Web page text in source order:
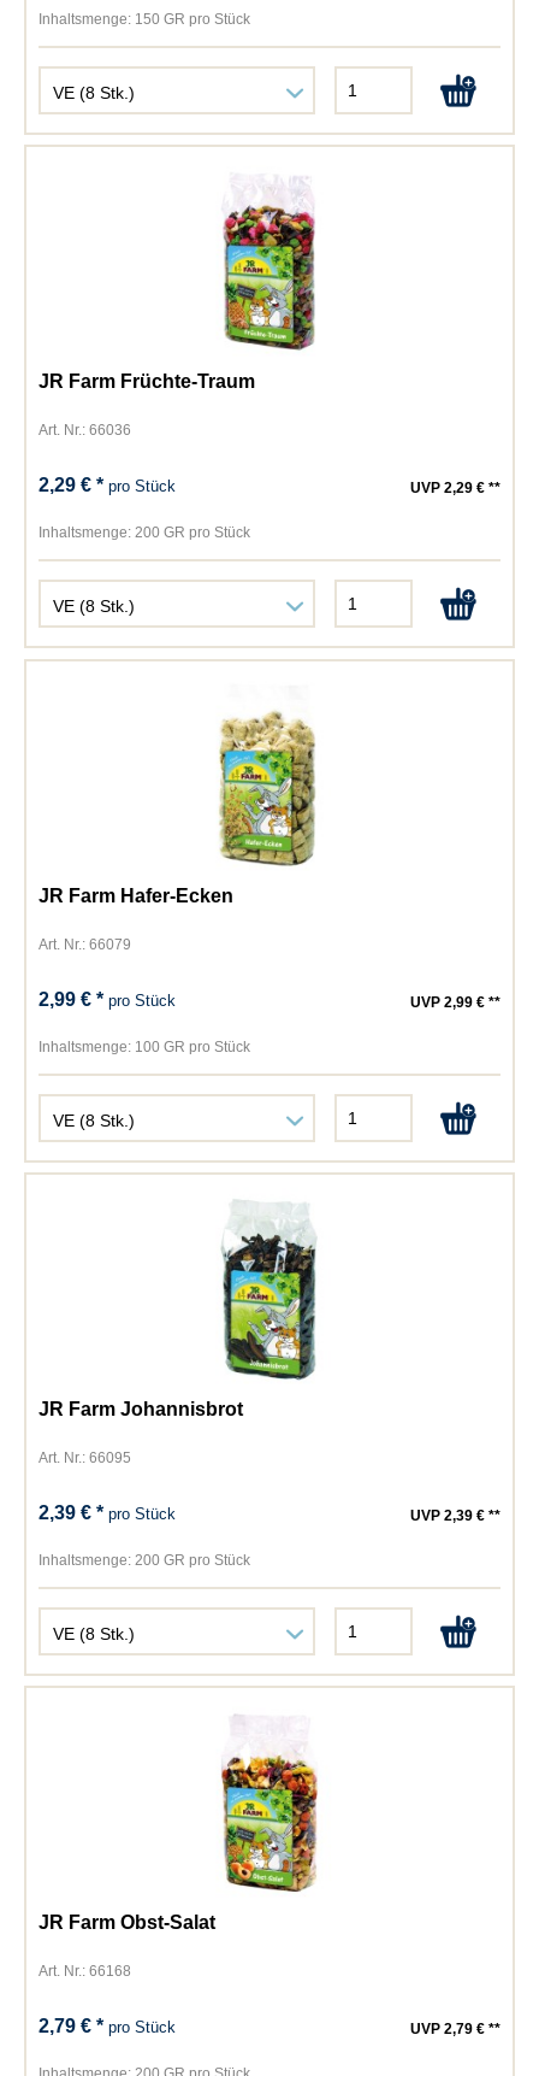
Inhaltsmenge: 150 GR pro Stück
JR Farm Früchte-Traum
Art. Nr.: 66036
2,29 € *pro Stück UVP 2,29 € **
Inhaltsmenge: 200 GR pro Stück
JR Farm Hafer-Ecken
Art. Nr.: 66079
2,99 € *pro Stück UVP 2,99 € **
Inhaltsmenge: 100 GR pro Stück
JR Farm Johannisbrot
Art. Nr.: 66095
2,39 € *pro Stück UVP 2,39 € **
Inhaltsmenge: 200 GR pro Stück
JR Farm Obst-Salat
Art. Nr.: 66168
2,79 € *pro Stück UVP 2,79 € **